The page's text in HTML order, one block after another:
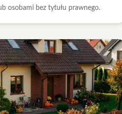
osobami bez tytułu prawnego.